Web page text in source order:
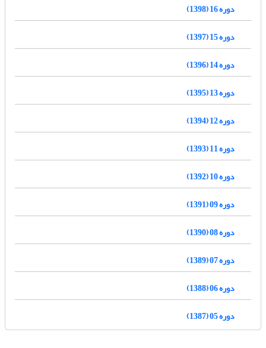
دوره 16 (1398)
دوره 15 (1397)
دوره 14 (1396)
دوره 13 (1395)
دوره 12 (1394)
دوره 11 (1393)
دوره 10 (1392)
دوره 09 (1391)
دوره 08 (1390)
دوره 07 (1389)
دوره 06 (1388)
دوره 05 (1387)